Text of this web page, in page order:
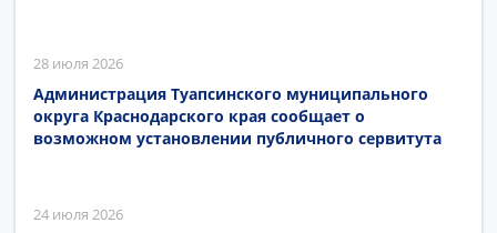
28 июля 2026
Администрация Туапсинского муниципального
округа Краснодарского края сообщает о
возможном установлении публичного сервитута
24 июля 2026